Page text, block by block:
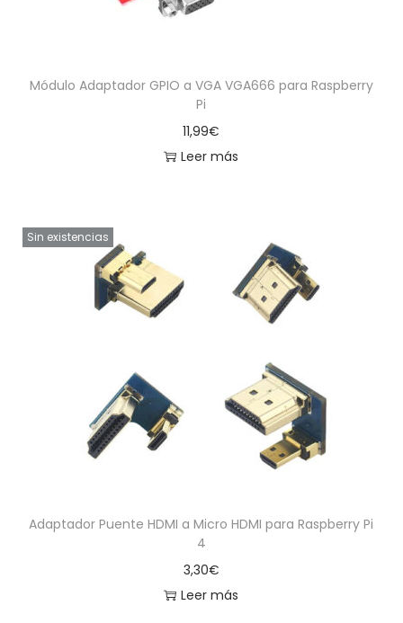
Módulo Adaptador GPIO a VGA VGA666 para Raspberry
Pi
11,99€
Leer más
Sin existencias
Adaptador Puente HDMI a Micro HDMI para Raspberry Pi
4
3,30€
Leer más